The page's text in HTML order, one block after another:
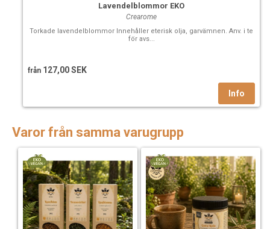
Lavendelblommor EKO
Crearome
Torkade lavendelblommor Innehåller eterisk olja, garvämnen. Anv. i te
för avs...
från 127,00 SEK
Varor från samma varugrupp